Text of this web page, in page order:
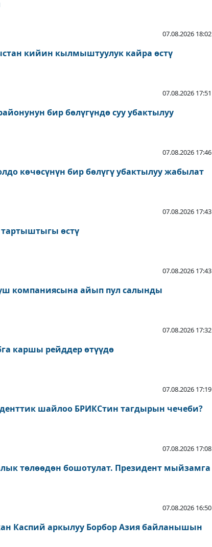
07.08.2026 18:02
кийин кылмыштуулук кайра өстү
07.08.2026 17:51
бир бөлүгүндө суу убактылуу
07.08.2026 17:46
көчөсүнүн бир бөлүгү убактылуу жабылат
07.08.2026 17:43
өстү
07.08.2026 17:43
компаниясына айып пул салынды
07.08.2026 17:32
каршы рейддер өтүүдө
07.08.2026 17:19
шайлоо БРИКСтин тагдырын чечеби?
07.08.2026 17:08
төлөөдөн бошотулат. Президент мыйзамга
07.08.2026 16:50
Каспий аркылуу Борбор Азия байланышын